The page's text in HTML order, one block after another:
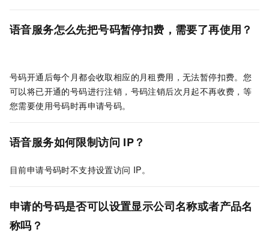
语音服务怎么先把号码暂停扣费，需要了再使用？
号码开通后每个月都会收取相应的月租费用，无法暂停扣费。您
可以将已开通的号码进行注销，号码注销后次月起不再收费，等
您需要使用号码时再申请号码。
语音服务如何限制访问 IP？
目前申请号码时不支持设置访问 IP。
申请的号码是否可以设置显示公司名称或者产品名
称吗？